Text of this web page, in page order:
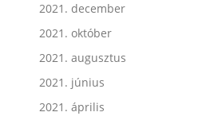
2021. december
2021. október
2021. augusztus
2021. június
2021. április